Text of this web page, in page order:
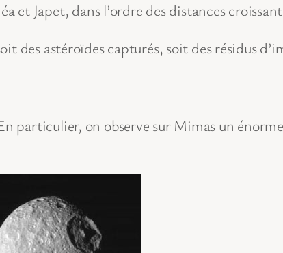
Japet, dans l’ordre des distances
des astéroïdes capturés, soit des résidus
particulier, on observe sur Mimas un